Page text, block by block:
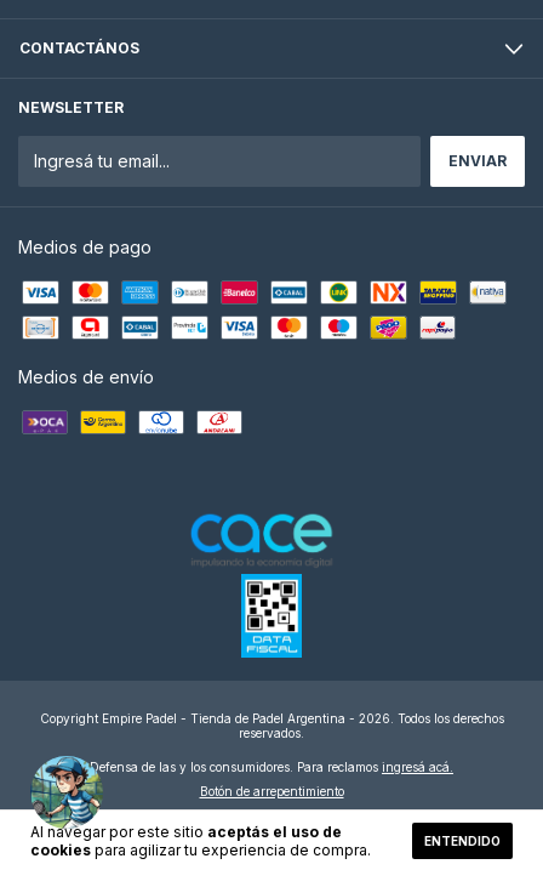
Al navegar por este sitio aceptás el uso de
cookies para agilizar tu experiencia de compra. ENTENDIDO
CONTACTÁNOS
NEWSLETTER
Medios de pago
Medios de envío
Copyright Empire Padel - Tienda de Padel Argentina - 2026. Todos los derechos
reservados.
Defensa de las y los consumidores. Para reclamos ingresá acá.
Botón de arrepentimiento